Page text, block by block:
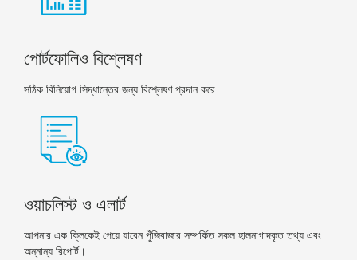
পোর্টফোলিও বিশ্লেষণ
সঠিক বিনিয়োগ সিদ্ধান্তের জন্য বিশ্লেষণ প্রদান করে
ওয়াচলিস্ট ও এলার্ট
আপনার এক ক্লিকেই পেয়ে যাবেন পুঁজিবাজার সম্পর্কিত সকল হালনাগাদকৃত তথ্য এবং
অন্নান্য রিপোর্ট।